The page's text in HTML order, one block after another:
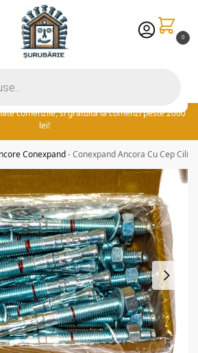
0
peste 300 lei! adauga cuponul ‘FIDSUR’ la
comenzile, si gratuita la comenzi peste 2000
lei!
Conexpand - Conexpand Ancora Cu Cep